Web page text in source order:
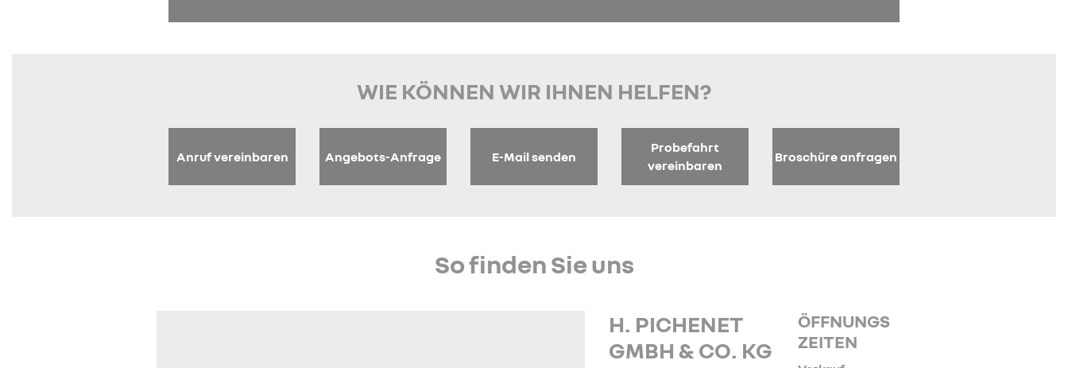
WIE KÖNNEN WIR IHNEN HELFEN?
Anruf vereinbaren Angebots-Anfrage E-Mail senden
Probefahrt
vereinbaren
Broschüre anfragen
So finden Sie uns
H. PICHENET
GMBH & CO. KG
ÖFFNUNGS
ZEITEN